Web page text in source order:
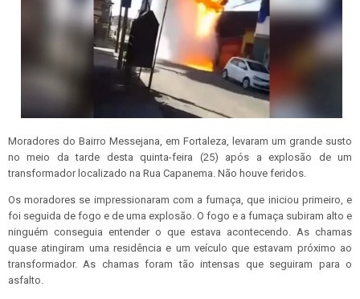
Moradores do Bairro Messejana, em Fortaleza, levaram um grande susto
no meio da tarde desta quinta-feira (25) após a explosão de um
transformador localizado na Rua Capanema. Não houve feridos.
Os moradores se impressionaram com a fumaça, que iniciou primeiro, e
foi seguida de fogo e de uma explosão. O fogo e a fumaça subiram alto e
ninguém conseguia entender o que estava acontecendo. As chamas
quase atingiram uma residência e um veículo que estavam próximo ao
transformador. As chamas foram tão intensas que seguiram para o
asfalto.